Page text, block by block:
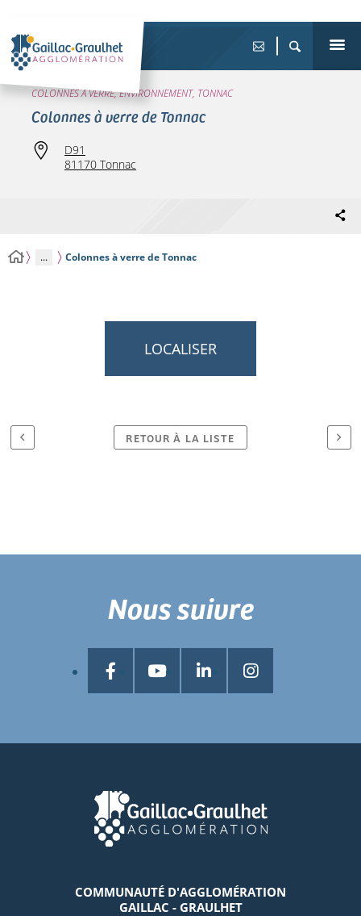
COLONNES À VERRE, ENVIRONNEMENT, TONNAC
Colonnes à verre de Tonnac
D91
81170 Tonnac
... Colonnes à verre de Tonnac
LOCALISER
RETOUR À LA LISTE
COMMUNAUTÉ D'AGGLOMÉRATION
GAILLAC - GRAULHET
Nous suivre